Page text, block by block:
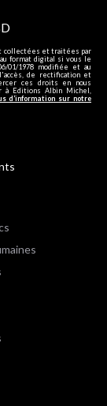
collectées et traitées par
format digital si vous le
01/1978 modifiée et au
de rectification et
ces droits en nous
à Editions Albin Michel,
d’information sur notre